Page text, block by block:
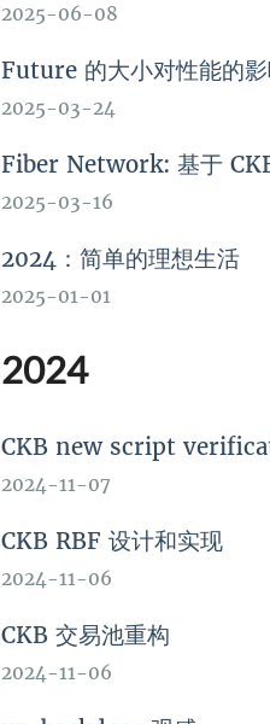
2025-06-08
Future 的大小对性能的
2025-03-24
Fiber Network: 基于
2025-03-16
2024：简单的理想生活
2025-01-01
2024
CKB new script
2024-11-07
CKB RBF 设计和实现
2024-11-06
CKB 交易池重构
2024-11-06